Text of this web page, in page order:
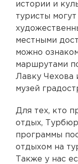
истории и
туристы
местными
можно
маршрутами
Лавку Чехова
музей
Для тех, кто
отдых,
программы
отдыхом на
Также у нас